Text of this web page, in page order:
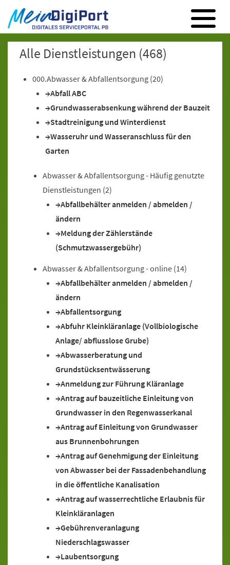
Digitales Serviceportal Paderborn
Zur Hauptnavigation
Zum Inhalt
Zum Footer
Alle Dienstleistungen (468)
000.Abwasser & Abfallentsorgung (20)
Abfall ABC
Grundwasserabsenkung während der Bauzeit
Stadtreinigung und Winterdienst
Wasseruhr und Wasseranschluss für den
Garten
Abwasser & Abfallentsorgung - Häufig genutzte
Dienstleistungen (2)
Abfallbehälter anmelden / abmelden /
ändern
Meldung der Zählerstände
(Schmutzwassergebühr)
Abwasser & Abfallentsorgung - online (14)
Abfallbehälter anmelden / abmelden /
ändern
Abfallentsorgung
Abfuhr Kleinkläranlage (Vollbiologische
Anlage/ abflusslose Grube)
Abwasserberatung und
Grundstücksentwässerung
Anmeldung zur Führung Kläranlage
Antrag auf bauzeitliche Einleitung von
Grundwasser in den Regenwasserkanal
Antrag auf Einleitung von Grundwasser
aus Brunnenbohrungen
Antrag auf Genehmigung der Einleitung
von Abwasser bei der Fassadenbehandlung
in die öffentliche Kanalisation
Antrag auf wasserrechtliche Erlaubnis für
Kleinkläranlagen
Gebührenveranlagung
Niederschlagswasser
Laubentsorgung